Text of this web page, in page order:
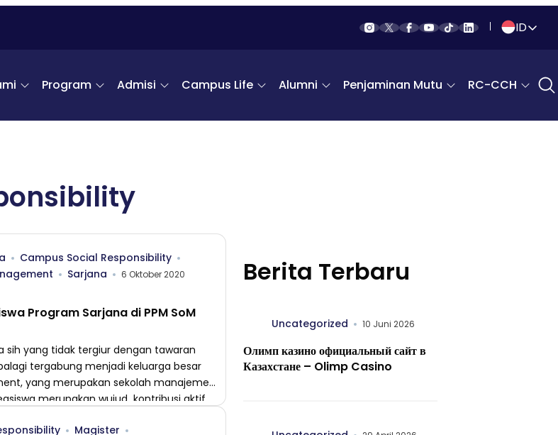
ID
Program Admisi Campus Life Alumni Penjaminan Mutu RC-CCH
Campus Social Responsibility
Sarjana 6 Oktober 2020
Program Sarjana di PPM SoM
sih yang tidak tergiur dengan tawaran
tergabung menjadi keluarga besar
yang merupakan sekolah manajemen
merupakan wujud kontribusi aktif
Juga : PPM School of Management
Magister
Berita Terbaru
Uncategorized 10 Juni 2026
Олимп казино официальный сайт в
Казахстане – Olimp Casino